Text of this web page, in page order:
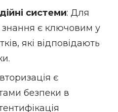
системи: Для
знання є ключовим у
які відповідають
є
безпеки в